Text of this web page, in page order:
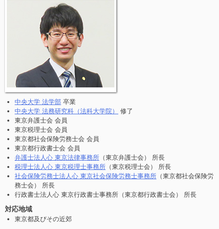
中央大学 法学部 卒業
中央大学 法務研究科（法科大学院）
修了
東京弁護士会 会員
東京税理士会 会員
東京都社会保険労務士会 会員
東京都行政書士会 会員
弁護士法人心 東京法律事務所 （東京弁護士会） 所長
税理士法人心 東京税理士事務所 （東京税理士会） 所長
社会保険労務士法人心 東京社会保険労務士事務所 （東京都社会保険労
務士会） 所長
行政書士法人心 東京行政書士事務所（東京都行政書士会） 所長
対応地域
東京都及びその近郊